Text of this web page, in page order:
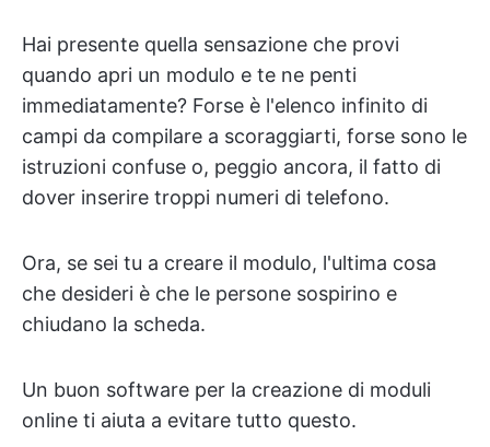
Hai presente quella sensazione che provi
quando apri un modulo e te ne penti
immediatamente? Forse è l'elenco infinito di
campi da compilare a scoraggiarti, forse sono le
istruzioni confuse o, peggio ancora, il fatto di
dover inserire troppi numeri di telefono.
Ora, se sei tu a creare il modulo, l'ultima cosa
che desideri è che le persone sospirino e
chiudano la scheda.
Un buon software per la creazione di moduli
online ti aiuta a evitare tutto questo.